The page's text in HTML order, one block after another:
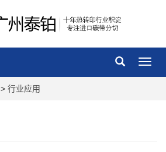
导
航
> 行业应用